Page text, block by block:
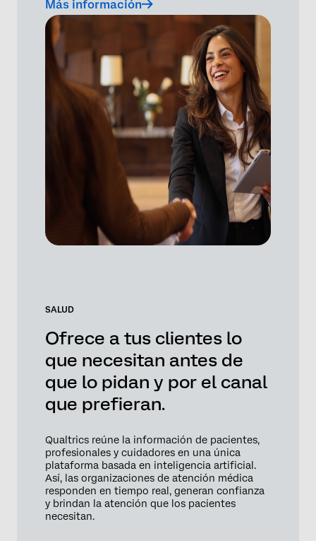
Más información
SALUD
Ofrece a tus clientes lo
que necesitan antes de
que lo pidan y por el canal
que prefieran.
Qualtrics reúne la información de pacientes,
profesionales y cuidadores en una única
plataforma basada en inteligencia artificial.
Así, las organizaciones de atención médica
responden en tiempo real, generan confianza
y brindan la atención que los pacientes
necesitan.